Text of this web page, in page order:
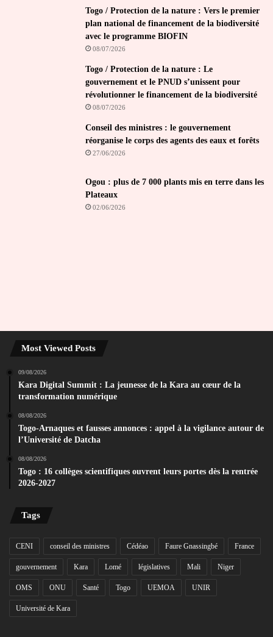
Togo / Protection de la nature : Vers le premier
plan national de financement de la biodiversité
avec le programme BIOFIN
08/07/2026
Togo / Protection de la nature : Le
gouvernement et le PNUD s’unissent pour
révolutionner le financement de la biodiversité
08/07/2026
Conseil des ministres : le gouvernement
réorganise le corps des agents des eaux et forêts
27/06/2026
Ogou : plus de 7 000 plants mis en terre dans les
Plateaux
02/06/2026
Most Viewed Posts
09/08/2026
Kara Digital Summit : La jeunesse de la Kara au cœur de la
transformation numérique
08/08/2026
Togo-Arnaques et fausses annonces : appel à la vigilance autour de
l’Université de Datcha
08/08/2026
Togo : 16 collèges scientifiques ouvrent leurs portes dès la rentrée
2026-2027
Tags
CENI conseil des ministres Cédéao Faure Gnassingbé France
gouvernement Kara Lomé législatives Mali Niger
OMS ONU Santé Togo UEMOA UNIR
Université de Kara